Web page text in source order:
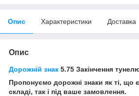
Опис Характеристики Доставка
Опис
Дорожній знак 5.75 Закінчення
Пропонуємо дорожні знаки як ті, що
складі, так і під ваше замовлення.